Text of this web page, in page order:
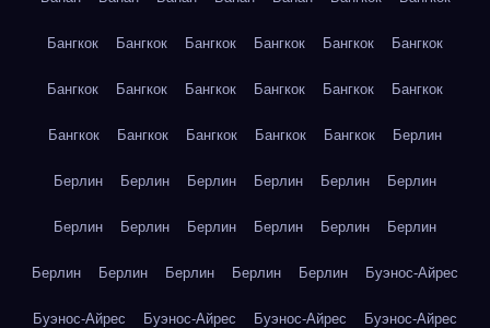
Бангкок Бангкок Бангкок Бангкок Бангкок Бангкок
Бангкок Бангкок Бангкок Бангкок Бангкок Бангкок
Бангкок Бангкок Бангкок Бангкок Бангкок Берлин
Берлин Берлин Берлин Берлин Берлин Берлин
Берлин Берлин Берлин Берлин Берлин Берлин
Берлин Берлин Берлин Берлин Берлин Буэнос-Айрес
Буэнос-Айрес Буэнос-Айрес Буэнос-Айрес Буэнос-Айрес